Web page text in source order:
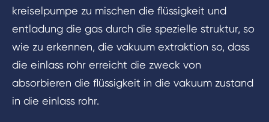
kreiselpumpe zu mischen die flüssigkeit und
entladung die gas durch die spezielle struktur, so
wie zu erkennen, die vakuum extraktion so, dass
die einlass rohr erreicht die zweck von
absorbieren die flüssigkeit in die vakuum zustand
in die einlass rohr.